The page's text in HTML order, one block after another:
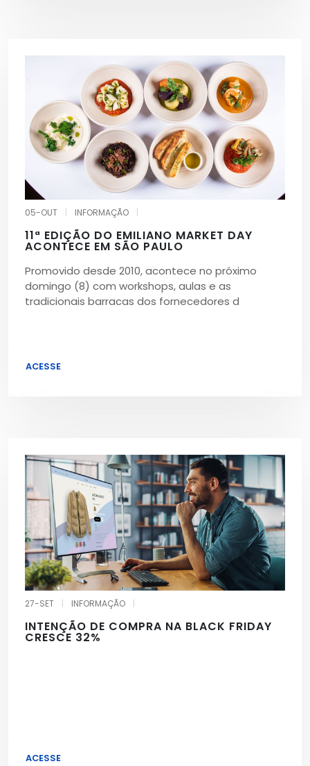
05-OUT INFORMAÇÃO
11ª EDIÇÃO DO EMILIANO MARKET DAY
ACONTECE EM SÃO PAULO
Promovido desde 2010, acontece no próximo
domingo (8) com workshops, aulas e as
tradicionais barracas dos fornecedores d
ACESSE
27-SET INFORMAÇÃO
INTENÇÃO DE COMPRA NA BLACK FRIDAY
CRESCE 32%
ACESSE